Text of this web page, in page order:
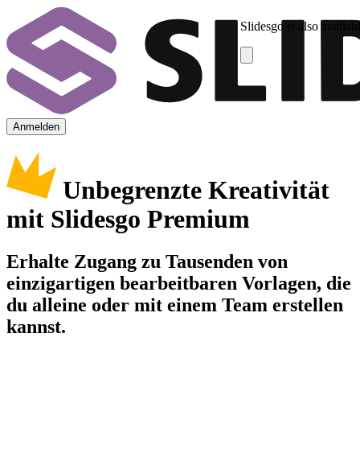
Slidesgo is also
Anmelden
Unbegrenzte Kreativität
mit Slidesgo Premium
Erhalte Zugang zu Tausenden von
einzigartigen bearbeitbaren Vorlagen, die
du alleine oder mit einem Team erstellen
kannst.